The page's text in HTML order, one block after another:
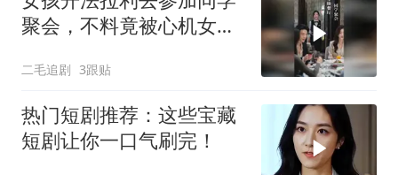
聚会，不料竟被心机女冒
二毛追剧 3跟贴
热门短剧推荐：这些宝藏
短剧让你一口气刷完！